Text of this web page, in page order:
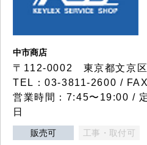
中市商店
〒112-0002 東京都文京
TEL：03-3811-2600 /
営業時間：7:45〜19:00 /
日
販売可 工事・取付可